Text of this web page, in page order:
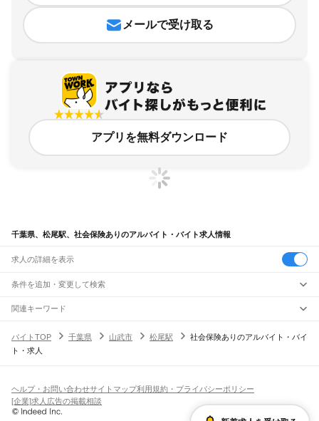
メールで受け取る
アプリを無料ダウンロード
千葉県、松尾駅、社会保険ありのアルバイト・バイト求人情報
求人の詳細を表示
条件を追加・変更して検索
市区町村を追加・変更
千葉県すべて
千葉市
旭市習志野市柏市勝浦市市原市流山市八千代市我孫子市鴨川市鎌ケ谷市
君津市富津市浦安市 印西市白井市富里市南房総市
匝瑳市香取市 印旛郡 香取郡山武郡 長生郡夷隅郡
駅を追加・変更
JR中央・総武線
市川駅本八幡駅下総中山駅 津田沼駅幕張本郷駅幕張駅
新検見川駅
職種を追加・変更
飲食・フードサービスすべて
ホールスタッフキッチンスタッフ
パン屋（ベーカリー）
バー（BAR）・バーテンダー
人気
日払いOK高校生歓迎 髪型・髪色自由
雇用形態を追加・変更
関連キーワード
バイトTOP
千葉県 山武市 松尾駅
社会保険ありのアルバイト・バイ
ト・求人
ヘルプ・お問い合わせサイトマップ利用規約・プライバシーポリシー
[企業]求人広告の掲載相談